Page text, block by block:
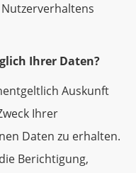
Ihrer Daten?
Auskunft
Ihrer
Daten zu erhalten.
Berichtigung,